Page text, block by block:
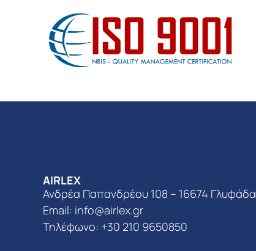
AIRLEX
Ανδρέα Παπανδρέου 108 – 16674 Γλυφάδα
Email: info@airlex.gr
Τηλέφωνο: +30 210 9650850